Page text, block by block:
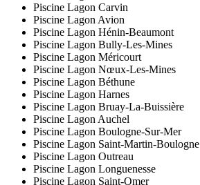
Piscine Lagon Carvin
Piscine Lagon Avion
Piscine Lagon Hénin-Beaumont
Piscine Lagon Bully-Les-Mines
Piscine Lagon Méricourt
Piscine Lagon Nœux-Les-Mines
Piscine Lagon Béthune
Piscine Lagon Harnes
Piscine Lagon Bruay-La-Buissière
Piscine Lagon Auchel
Piscine Lagon Boulogne-Sur-Mer
Piscine Lagon Saint-Martin-Boulogne
Piscine Lagon Outreau
Piscine Lagon Longuenesse
Piscine Lagon Saint-Omer